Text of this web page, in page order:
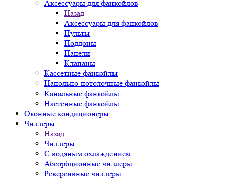
Аксессуары для фанкойлов
Назад
Аксессуары для фанкойлов
Пульты
Поддоны
Панели
Клапаны
Кассетные фанкойлы
Напольно-потолочные фанкойлы
Канальные фанкойлы
Настенные фанкойлы
Оконные кондиционеры
Чиллеры
Назад
Чиллеры
С водяным охлаждением
Абсорбционные чиллеры
Реверсивные чиллеры